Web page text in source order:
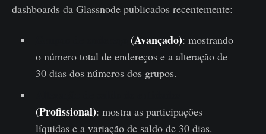
dashboards da Glassnode publicados recentemente:
(Avançado): mostrando
o número total de endereços e a alteração de
30 dias dos números dos grupos.
(Profissional): mostra as participações
líquidas e a variação de saldo de 30 dias.